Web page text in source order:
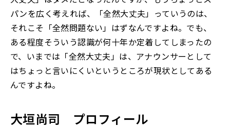
パンを広く考えれば、「全然大丈夫」っていうのは、
それこそ「全然問題ない」はずなんですよね。でも、
ある程度そういう認識が何十年か定着してしまったの
で、いまでは「全然大丈夫」は、アナウンサーとして
はちょっと言いにくいというところが現状としてある
んですよね。
大垣尚司 プロフィール